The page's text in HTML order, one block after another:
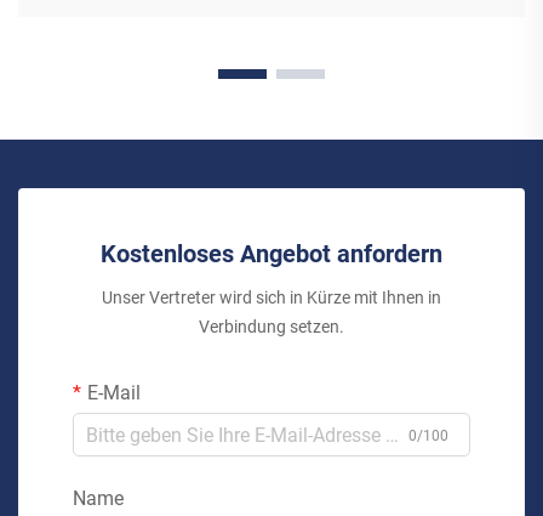
Kostenloses Angebot anfordern
Unser Vertreter wird sich in Kürze mit Ihnen in
Verbindung setzen.
E-Mail
0/100
Name